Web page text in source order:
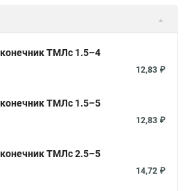
ТМЛс 1.5–4
12,83 ₽
ТМЛс 1.5–5
12,83 ₽
ТМЛс 2.5–5
14,72 ₽